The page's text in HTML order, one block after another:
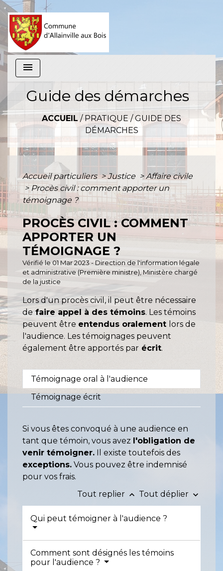
menu
Guide des démarches
ACCUEIL / PRATIQUE /GUIDE DES
DÉMARCHES
Accueil particuliers> Justice > Affaire civile
> Procès civil : comment apporter un
témoignage ?
PROCÈS CIVIL : COMMENT
APPORTER UN
TÉMOIGNAGE ?
Vérifié le 01 Mar 2023 - Direction de l'information légale
et administrative (Première ministre), Ministère chargé
de la justice
Lors d'un procès civil, il peut être nécessaire
de faire appel à des témoins. Les témoins
peuvent être entendus oralement lors de
l'audience. Les témoignages peuvent
également être apportés par écrit.
Témoignage oral à l'audience
Témoignage écrit
Si vous êtes convoqué à une audience en
tant que témoin, vous avez l'obligation de
venir témoigner. Il existe toutefois des
exceptions. Vous pouvez être indemnisé
pour vos frais.
Tout replier keyboard_arrow_up Tout déplier keyboard_arrow_down
Qui peut témoigner à l'audience ?
Comment sont désignés les témoins
pour l'audience ?